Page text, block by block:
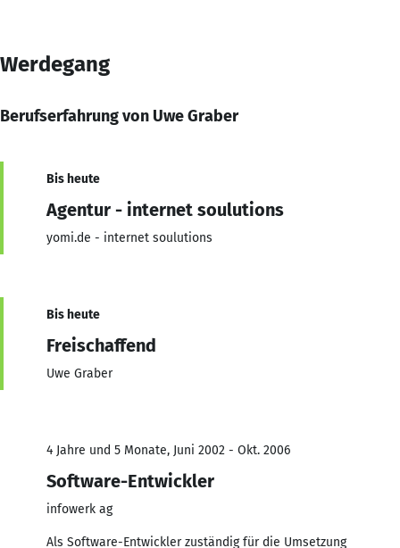
Werdegang
Berufserfahrung von Uwe Graber
Bis heute
Agentur - internet soulutions
yomi.de - internet soulutions
Bis heute
Freischaffend
Uwe Graber
4 Jahre und 5 Monate, Juni 2002 - Okt. 2006
Software-Entwickler
infowerk ag
Als Software-Entwickler zuständig für die Umsetzung